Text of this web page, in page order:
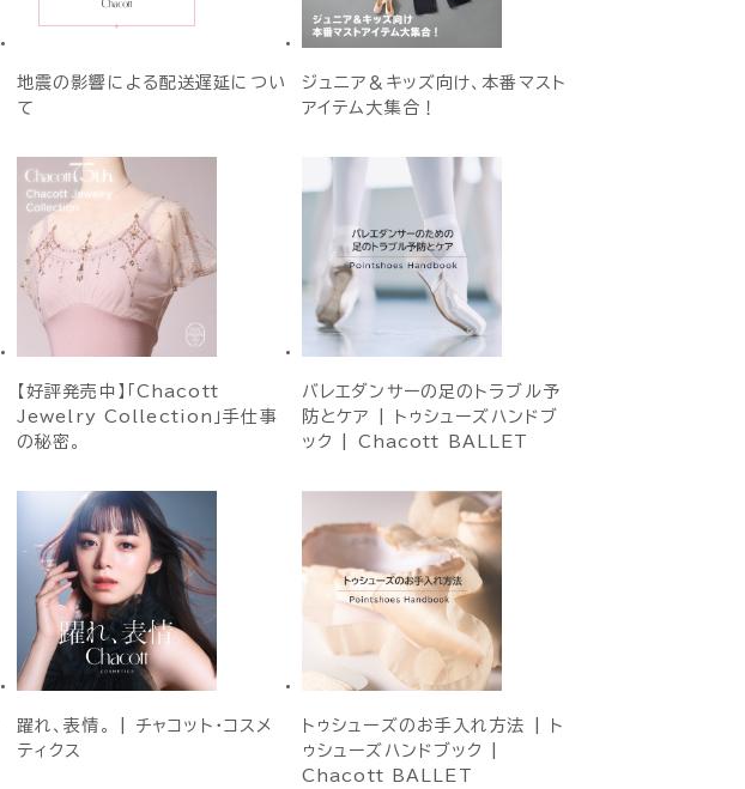
地震の影響による配送遅延につい
て
ジュニア＆キッズ向け、本番マスト
アイテム大集合！
【好評発売中】「Chacott
Jewelry Collection」手仕事
の秘密。
バレエダンサーの足のトラブル予
防とケア | トゥシューズハンドブ
ック | Chacott BALLET
躍れ、表情。 | チャコット・コスメ
ティクス
トゥシューズのお手入れ方法 | ト
ゥシューズハンドブック |
Chacott BALLET